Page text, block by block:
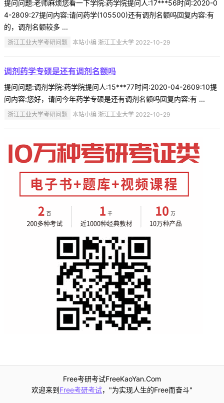
提问问题:老师麻烦您看一下学院:药学院提问人:17***56时间:2020-0
4-2809:27提问内容:请问药学(105500)还有调剂名额吗回复内容:有
的，调剂名额较多 ...
浙江工业大学考研问题 本站小编 浙江工业大学 2022-10-29
调剂药学专硕是还有调剂名额吗
提问问题:调剂学院:药学院提问人:15***77时间:2020-04-2609:10提
问内容:您好，请问今年药学专硕是还有调剂名额吗回复内容:有 ...
浙江工业大学考研问题 本站小编 浙江工业大学 2022-10-29
Free考研考试FreeKaoYan.Com
欢迎来到Free考研考试，"为实现人生的Free而奋斗"